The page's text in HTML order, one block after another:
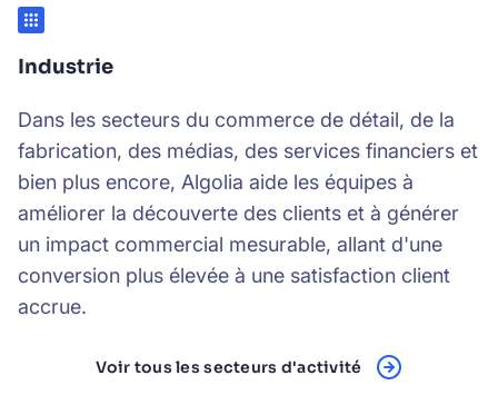
Industrie
Dans les secteurs du commerce de détail, de la
fabrication, des médias, des services financiers et
bien plus encore, Algolia aide les équipes à
améliorer la découverte des clients et à générer
un impact commercial mesurable, allant d'une
conversion plus élevée à une satisfaction client
accrue.
Voir tous les secteurs d'activité